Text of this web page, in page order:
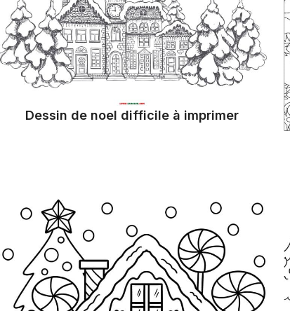
Dessin de noel difficile à imprimer